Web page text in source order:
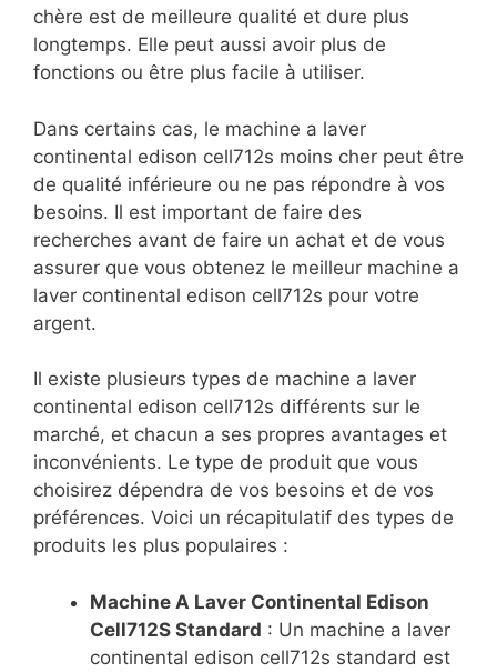
chère est de meilleure qualité et dure plus
longtemps. Elle peut aussi avoir plus de
fonctions ou être plus facile à utiliser.
Dans certains cas, le machine a laver
continental edison cell712s moins cher peut être
de qualité inférieure ou ne pas répondre à vos
besoins. Il est important de faire des
recherches avant de faire un achat et de vous
assurer que vous obtenez le meilleur machine a
laver continental edison cell712s pour votre
argent.
Il existe plusieurs types de machine a laver
continental edison cell712s différents sur le
marché, et chacun a ses propres avantages et
inconvénients. Le type de produit que vous
choisirez dépendra de vos besoins et de vos
préférences. Voici un récapitulatif des types de
produits les plus populaires :
Machine A Laver Continental Edison
Cell712S Standard : Un machine a laver
continental edison cell712s standard est